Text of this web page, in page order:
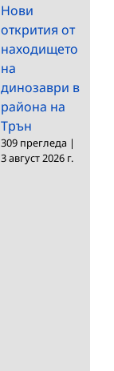
Нови
открития от
находището
на
динозаври в
района на
Трън
309 прегледа |
3 август 2026 г.